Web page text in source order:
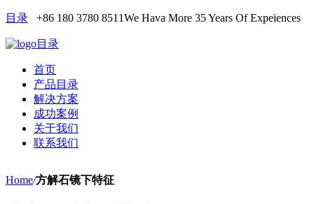
目录 +86 180 3780 8511We Hava More 35 Years Of Expeiences
目录
首页
产品目录
解决方案
成功案例
关于我们
联系我们
Home/方解石镜下特征